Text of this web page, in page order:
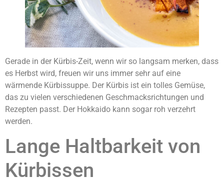
Gerade in der Kürbis-Zeit, wenn wir so langsam merken, dass
es Herbst wird, freuen wir uns immer sehr auf eine
wärmende Kürbissuppe. Der Kürbis ist ein tolles Gemüse,
das zu vielen verschiedenen Geschmacksrichtungen und
Rezepten passt. Der Hokkaido kann sogar roh verzehrt
werden.
Lange Haltbarkeit von
Kürbissen